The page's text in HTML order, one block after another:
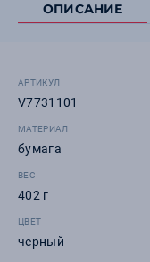
ОПИСАНИЕ
АРТИКУЛ
V7731101
МАТЕРИАЛ
бумага
ВЕС
402 г
ЦВЕТ
черный